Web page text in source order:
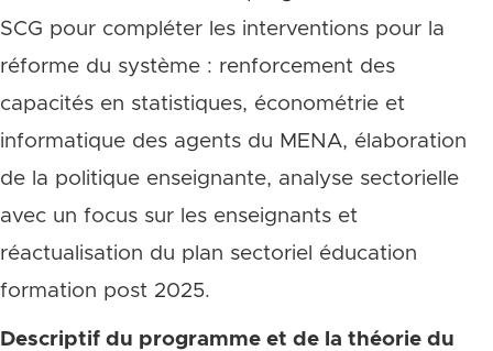
SCG pour compléter les interventions pour la
réforme du système : renforcement des
capacités en statistiques, économétrie et
informatique des agents du MENA, élaboration
de la politique enseignante, analyse sectorielle
avec un focus sur les enseignants et
réactualisation du plan sectoriel éducation
formation post 2025.
Descriptif du programme et de la théorie du